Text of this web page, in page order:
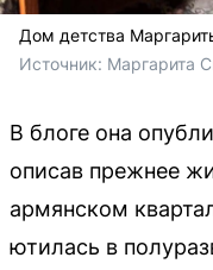
Дом детства
Источник: Маргарита
В блоге она
описав прежнее
армянском
ютилась в